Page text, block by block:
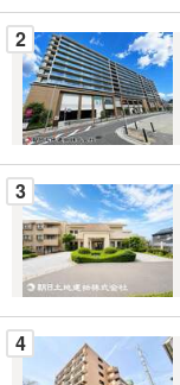
件
を
マ
イ
ペ
ー
ジ
に
保
存
す
る
2
3
4